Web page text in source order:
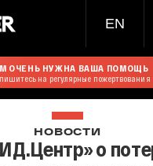
EN
ОЧЕНЬ НУЖНА ВАША ПОМОЩЬ
на регулярные пожертвования
НОВОСТИ
о